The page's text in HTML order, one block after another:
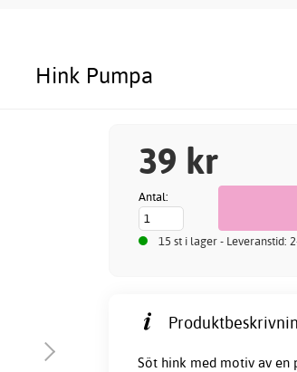
Hink Pumpa
39 kr
Antal:
15 st i lager - Leveranstid:
Söt hink med motiv av en